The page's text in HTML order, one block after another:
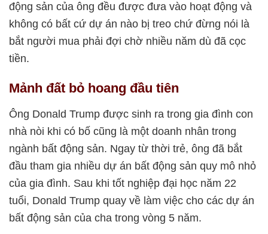
động sản của ông đều được đưa vào hoạt động và
không có bất cứ dự án nào bị treo chứ đừng nói là
bắt người mua phải đợi chờ nhiều năm dù đã cọc
tiền.
Mảnh đất bỏ hoang đầu tiên
Ông Donald Trump được sinh ra trong gia đình con
nhà nòi khi có bố cũng là một doanh nhân trong
ngành bất động sản. Ngay từ thời trẻ, ông đã bắt
đầu tham gia nhiều dự án bất động sản quy mô nhỏ
của gia đình. Sau khi tốt nghiệp đại học năm 22
tuổi, Donald Trump quay về làm việc cho các dự án
bất động sản của cha trong vòng 5 năm.